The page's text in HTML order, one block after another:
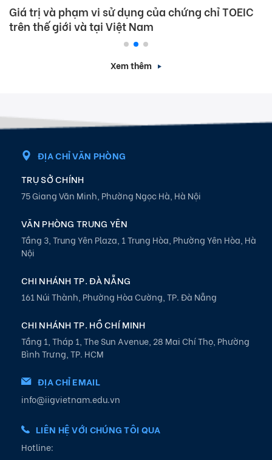
Giá trị và phạm vi sử dụng của chứng chỉ TOEIC
trên thế giới và tại Việt Nam
Xem thêm
ĐỊA CHỈ VĂN PHÒNG
TRỤ SỞ CHÍNH
75 Giang Văn Minh, Phường Ngọc Hà, Hà Nội
VĂN PHÒNG TRUNG YÊN
Tầng 3, Trung Yên Plaza, 1 Trung Hòa, Phường Yên Hòa, Hà
Nội
CHI NHÁNH TP. ĐÀ NẴNG
161 Núi Thành, Phường Hòa Cường, TP. Đà Nẵng
CHI NHÁNH TP. HỒ CHÍ MINH
Tầng 1, Tháp 1, The Sun Avenue, 28 Mai Chí Thọ, Phường
Bình Trưng, TP. HCM
ĐỊA CHỈ EMAIL
info@iigvietnam.edu.vn
LIÊN HỆ VỚI CHÚNG TÔI QUA
Hotline: